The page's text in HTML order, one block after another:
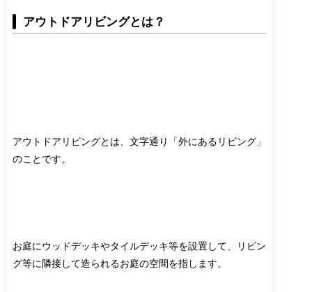
アウトドアリビングとは？
アウトドアリビングとは、文字通り「外にあるリビング」
のことです。
お庭にウッドデッキやタイルデッキ等を設置して、リビン
グ等に隣接して造られるお庭の空間を指します。